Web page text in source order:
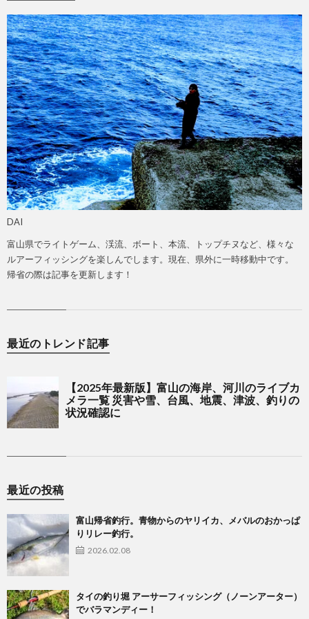
DAI
富山県でライトゲーム、渓流、ボート、本流、トップチヌなど、様々な
ルアーフィッシングを楽しんでします。現在、県外に一時移動中です。
帰省の際は記事を更新します！
最近のトレンド記事
最近の投稿
富山帰省釣行。青物からのヤリイカ、メバルのおかっぱ
りリレー釣行。
2026.02.08
タイの釣り堀 アーサーフィッシング（ノーンアーター）
でバラマンディー！